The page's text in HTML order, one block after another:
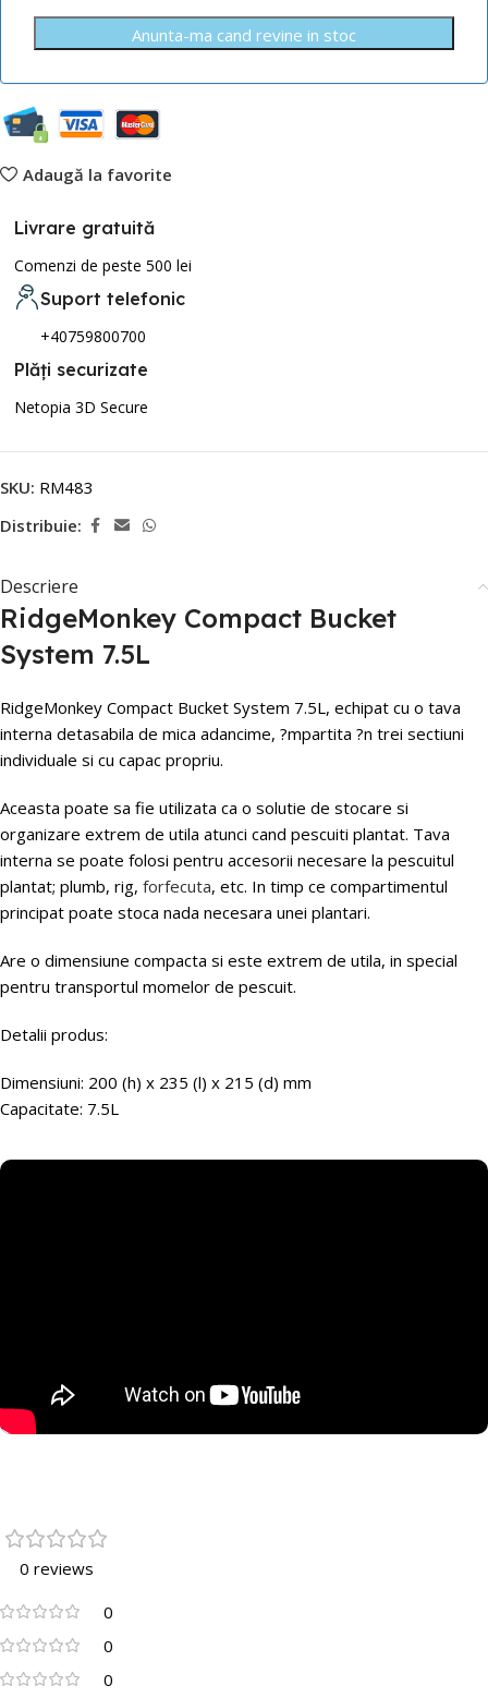
Anunta-ma cand revine in stoc
Adaugă la favorite
Livrare gratuită
Comenzi de peste 500 lei
Suport telefonic
+40759800700
Plăți securizate
Netopia 3D Secure
SKU: RM483
Distribuie:
Descriere
RidgeMonkey Compact Bucket
System 7.5L
RidgeMonkey Compact Bucket System 7.5L, echipat cu o tava
interna detasabila de mica adancime, ?mpartita ?n trei sectiuni
individuale si cu capac propriu.
Aceasta poate sa fie utilizata ca o solutie de stocare si
organizare extrem de utila atunci cand pescuiti plantat. Tava
interna se poate folosi pentru accesorii necesare la pescuitul
plantat; plumb, rig, forfecuta, etc. In timp ce compartimentul
principat poate stoca nada necesara unei plantari.
Are o dimensiune compacta si este extrem de utila, in special
pentru transportul momelor de pescuit.
Detalii produs:
Dimensiuni: 200 (h) x 235 (l) x 215 (d) mm
Capacitate: 7.5L
0 reviews
0
0
0